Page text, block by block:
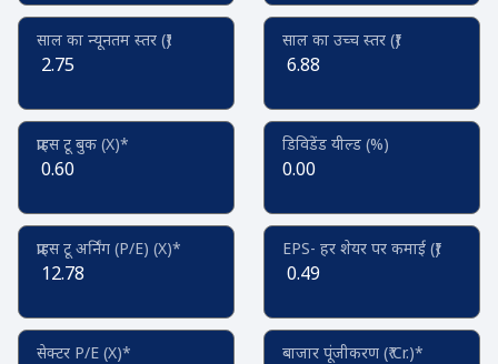
साल का न्यूनतम स्तर (₹)
2.75
साल का उच्च स्तर (₹)
6.88
प्राइस टू बुक (X)*
0.60
डिविडेंड यील्ड (%)
0.00
प्राइस टू अर्निंग (P/E) (X)*
12.78
EPS- हर शेयर पर कमाई (₹)
0.49
सेक्टर P/E (X)* बाजार पूंजीकरण (₹ Cr.)*